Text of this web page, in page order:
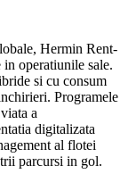
Hermin Rent-
in operatiunile sale.
si cu consum
Programele
a
digitalizata
al flotei
parcursi in gol.